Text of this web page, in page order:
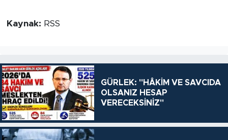
Kaynak: RSS
GÜRLEK: "HÂKİM VE SAVCIDA
OLSANIZ HESAP
VERECEKSİNİZ"